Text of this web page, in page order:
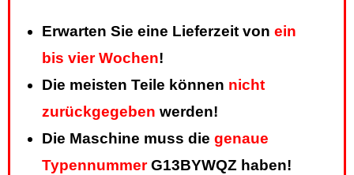
Erwarten Sie eine Lieferzeit von ein
bis vier Wochen!
Die meisten Teile können nicht
zurückgegeben werden!
Die Maschine muss die genaue
TypennummerG13BYWQZ haben!